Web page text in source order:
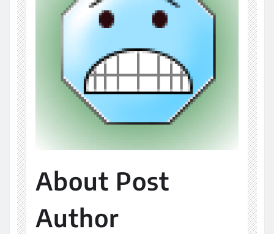
About Post
Author